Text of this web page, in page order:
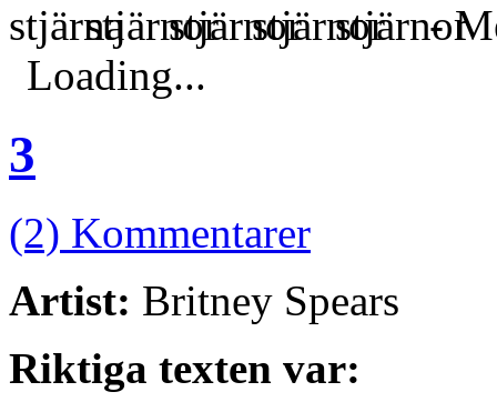
-
Loading...
3
(2) Kommentarer
Artist: Britney Spears
Riktiga texten var: